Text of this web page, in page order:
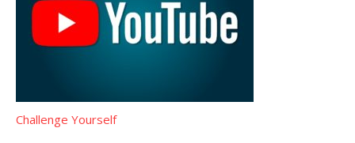
Challenge Yourself